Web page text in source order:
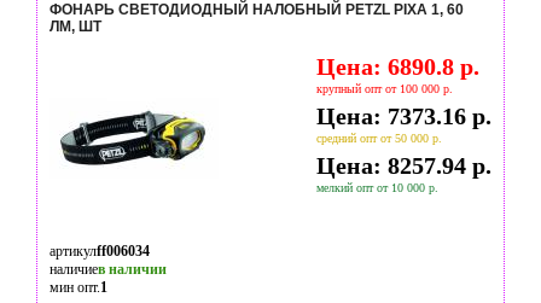
ФОНАРЬ СВЕТОДИОДНЫЙ НАЛОБНЫЙ PETZL PIXA 1, 60
ЛМ, ШТ
Цена: 6890.8 р.
крупный опт от 100 000 р.
Цена: 7373.16 р.
средний опт от 50 000 р.
Цена: 8257.94 р.
мелкий опт от 10 000 р.
артикулff006034
наличиев наличии
мин опт.1